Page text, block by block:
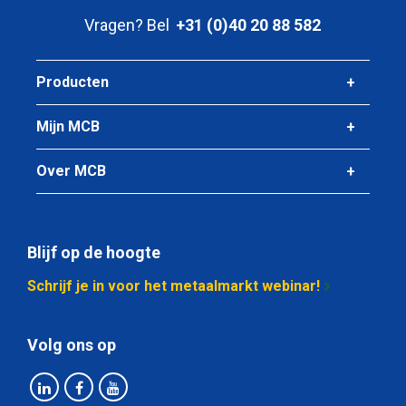
Vragen? Bel +31 (0)40 20 88 582
Producten
Mijn MCB
Over MCB
Blijf op de hoogte
Schrijf je in voor het metaalmarkt webinar!
Volg ons op